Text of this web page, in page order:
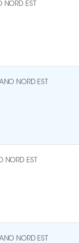
NORD EST
NORD EST
NORD EST
NORD EST